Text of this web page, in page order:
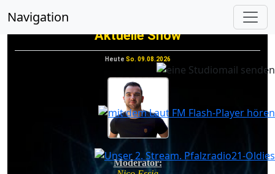
Navigation
vorheriges